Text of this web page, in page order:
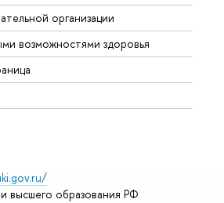
организации
возможностями здоровья
высшего образования РФ